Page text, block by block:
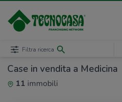
Case in vendita a Medicina
11 immobili
Filtra ricerca